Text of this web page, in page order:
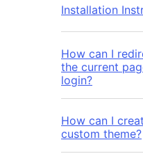
Installation
How can I
the current
login?
How can I
custom theme?